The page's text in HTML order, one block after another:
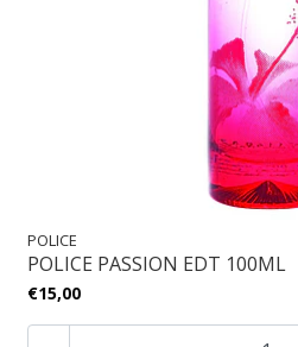
POLICE
POLICE PASSION EDT 100ML
€15,00